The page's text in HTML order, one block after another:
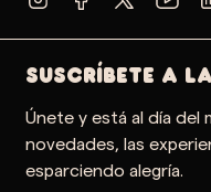
SUSCRÍBETE A
Únete y está al día del
novedades, las
esparciendo alegría.